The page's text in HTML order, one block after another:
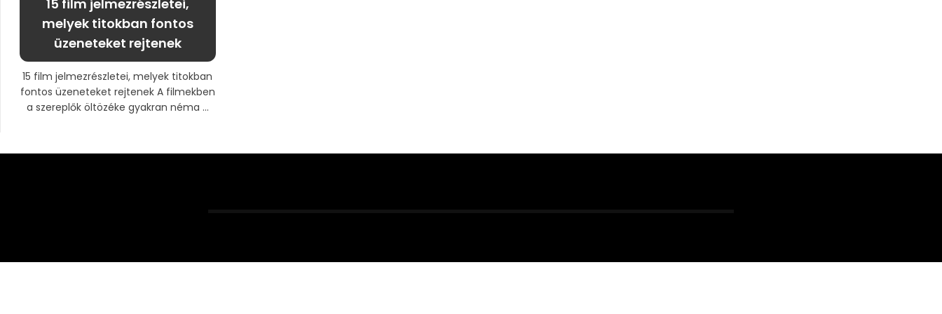
15 film jelmezrészletei,
melyek titokban fontos
üzeneteket rejtenek
15 film jelmezrészletei, melyek titokban
fontos üzeneteket rejtenek A filmekben
a szereplők öltözéke gyakran néma ...